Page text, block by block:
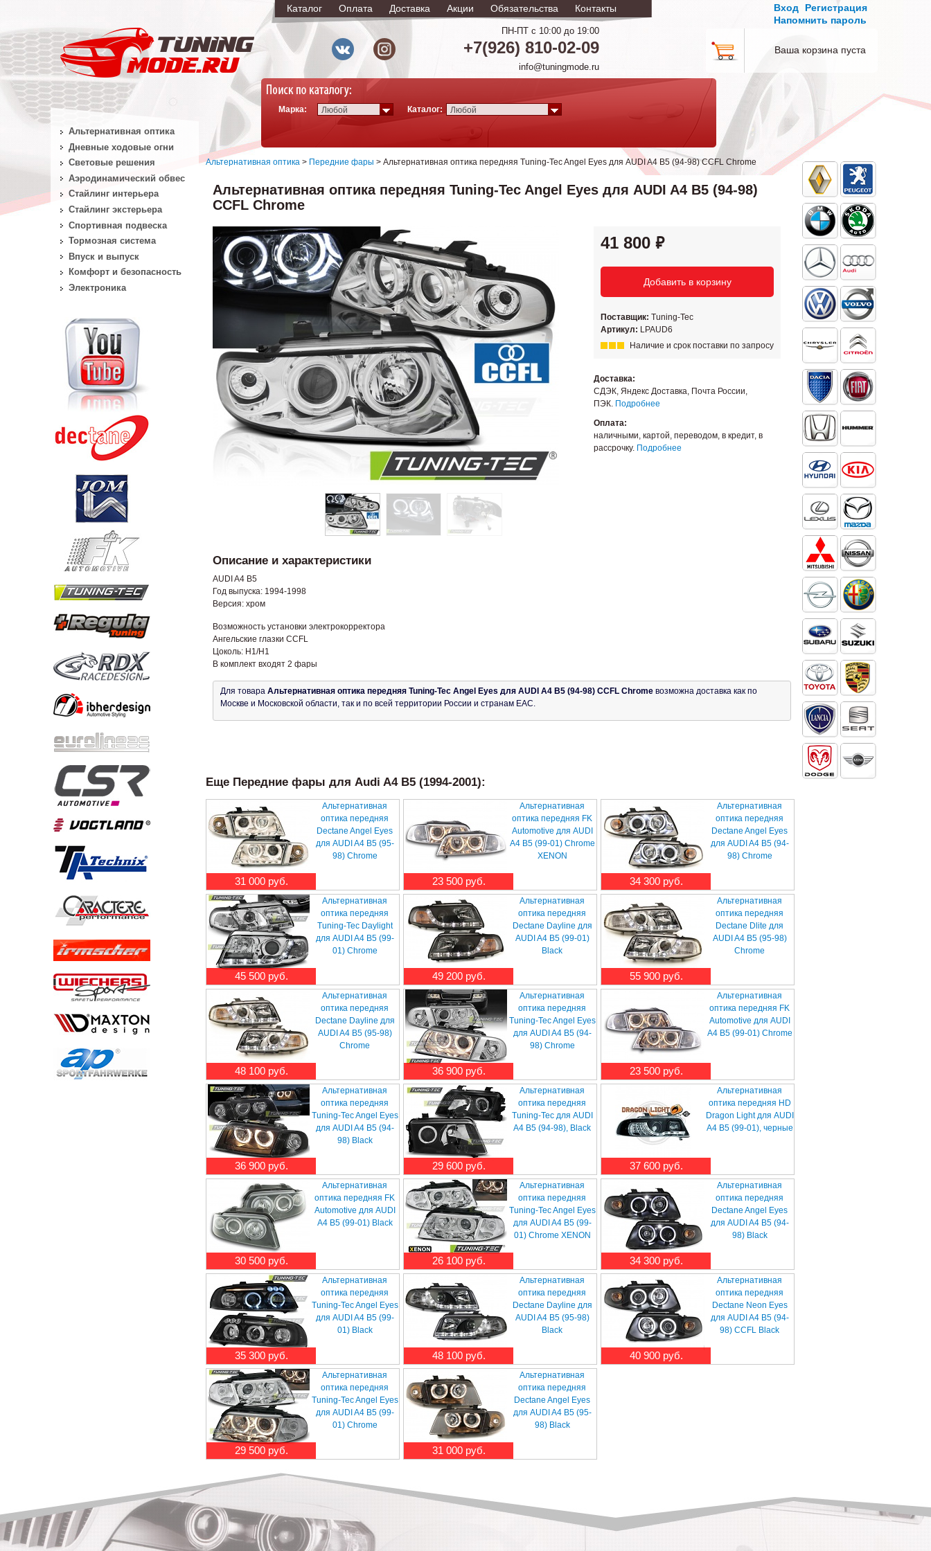
ПН-ПТ с 10:00 до 19:00
+7(926) 810-02-09
info@tuningmode.ru
Каталог Оплата Доставка Акции Обязательства Контакты Вход
Регистрация
Напомнить пароль
Ваша корзина пуста
Марка: Любой Каталог: Любой
Альтернативная оптика > Передние фары > Альтернативная оптика передняя Tuning-Tec Angel Eyes для AUDI A4 B5 (94-98) CCFL Chrome
Альтернативная оптика передняя Tuning-Tec Angel Eyes для AUDI A4 B5 (94-98)
CCFL Chrome
41 800
Поставщик: Tuning-Tec
Артикул: LPAUD6
Наличие и срок поставки по запросу
Доставка:
СДЭК, Яндекс Доставка, Почта России,
ПЭК. Подробнее
Оплата:
наличными, картой, переводом, в кредит, в
рассрочку. Подробнее
Описание и характеристики
AUDI A4 B5
Год выпуска: 1994-1998
Версия: хром
Возможность установки электрокорректора
Ангельские глазки CCFL
Цоколь: H1/H1
В комплект входят 2 фары
Для товара Альтернативная оптика передняя Tuning-Tec Angel Eyes для AUDI A4 B5 (94-98) CCFL Chrome возможна доставка как по
Москве и Московской области, так и по всей территории России и странам ЕАС.
Еще Передние фары для Audi A4 B5 (1994-2001):
31 000 руб.
Альтернативная
оптика передняя
Dectane Angel Eyes
для AUDI A4 B5 (95-
98) Chrome
23 500 руб.
Альтернативная
оптика передняя FK
Automotive для AUDI
A4 B5 (99-01) Chrome
XENON
34 300 руб.
Альтернативная
оптика передняя
Dectane Angel Eyes
для AUDI A4 B5 (94-
98) Chrome
45 500 руб.
Альтернативная
оптика передняя
Tuning-Tec Daylight
для AUDI A4 B5 (99-
01) Chrome
49 200 руб.
Альтернативная
оптика передняя
Dectane Dayline для
AUDI A4 B5 (99-01)
Black
55 900 руб.
Альтернативная
оптика передняя
Dectane Dlite для
AUDI A4 B5 (95-98)
Chrome
48 100 руб.
Альтернативная
оптика передняя
Dectane Dayline для
AUDI A4 B5 (95-98)
Chrome
36 900 руб.
Альтернативная
оптика передняя
Tuning-Tec Angel Eyes
для AUDI A4 B5 (94-
98) Chrome
23 500 руб.
Альтернативная
оптика передняя FK
Automotive для AUDI
A4 B5 (99-01) Chrome
36 900 руб.
Альтернативная
оптика передняя
Tuning-Tec Angel Eyes
для AUDI A4 B5 (94-
98) Black
29 600 руб.
Альтернативная
оптика передняя
Tuning-Tec для AUDI
A4 B5 (94-98), Black
37 600 руб.
Альтернативная
оптика передняя HD
Dragon Light для AUDI
A4 B5 (99-01), черные
30 500 руб.
Альтернативная
оптика передняя FK
Automotive для AUDI
A4 B5 (99-01) Black
26 100 руб.
Альтернативная
оптика передняя
Tuning-Tec Angel Eyes
для AUDI A4 B5 (99-
01) Chrome XENON
34 300 руб.
Альтернативная
оптика передняя
Dectane Angel Eyes
для AUDI A4 B5 (94-
98) Black
35 300 руб.
Альтернативная
оптика передняя
Tuning-Tec Angel Eyes
для AUDI A4 B5 (99-
01) Black
48 100 руб.
Альтернативная
оптика передняя
Dectane Dayline для
AUDI A4 B5 (95-98)
Black
40 900 руб.
Альтернативная
оптика передняя
Dectane Neon Eyes
для AUDI A4 B5 (94-
98) CCFL Black
29 500 руб.
Альтернативная
оптика передняя
Tuning-Tec Angel Eyes
для AUDI A4 B5 (99-
01) Chrome
31 000 руб.
Альтернативная
оптика передняя
Dectane Angel Eyes
для AUDI A4 B5 (95-
98) Black
Альтернативная оптика
Дневные ходовые огни
Световые решения
Аэродинамический обвес
Стайлинг интерьера
Стайлинг экстерьера
Спортивная подвеска
Тормозная система
Впуск и выпуск
Комфорт и безопасность
Электроника